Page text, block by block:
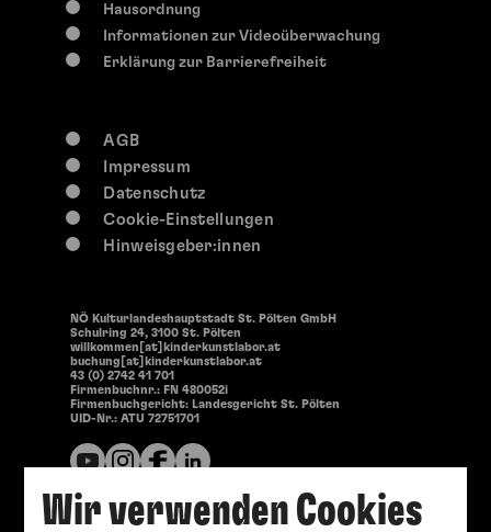
Wir verwenden Cookies
Hausordnung
Informationen zur Videoüberwachung
Erklärung zur Barrierefreiheit
NÖ Kulturlandeshauptstadt St. Pölten GmbH
Schulring 24, 3100 St. Pölten
willkommen[at]kinderkunstlabor.at
buchung[at]kinderkunstlabor.at
43 (0) 2742 41 701
Firmenbuchnr.: FN 480052i
Firmenbuchgericht: Landesgericht St. Pölten
UID-Nr.: ATU 72751701
AGB
Impressum
Datenschutz
Cookie-Einstellungen
Hinweisgeber:innen